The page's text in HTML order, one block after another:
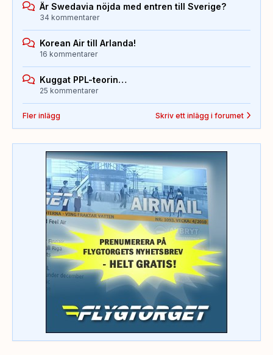
Är Swedavia nöjda med entren till Sverige?
34 kommentarer
Korean Air till Arlanda!
16 kommentarer
Kuggat PPL-teorin…
25 kommentarer
Fler inlägg Skriv ett inlägg i forumet